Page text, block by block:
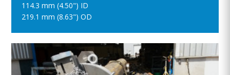
114.3 mm (4.50") ID
219.1 mm (8.63") OD
AÑADIR A LA CESTA